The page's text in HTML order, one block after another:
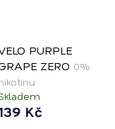
PURPLE
ZERO 0%
Kč